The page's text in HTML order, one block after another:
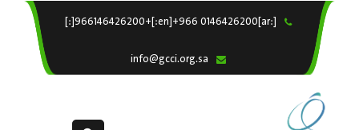
[:ar]966146426200+[:en]+966 0146426200[:] ×
خدماتنا